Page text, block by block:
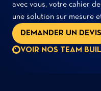
avec vous, votre cahier
une solution sur mesure
DEMANDER UN DEVIS
VOIR NOS TEAM